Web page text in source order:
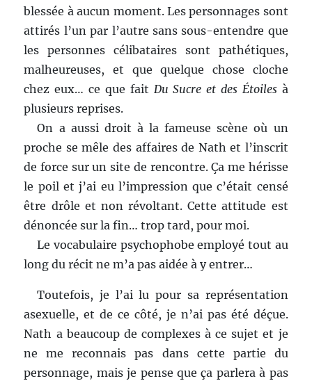
blessée à aucun moment. Les personnages sont
attirés l’un par l’autre sans sous-entendre que
les personnes célibataires sont pathétiques,
malheureuses, et que quelque chose cloche
chez eux… ce que fait Du Sucre et des Étoilesà
plusieurs reprises.
On a aussi droit à la fameuse scène où un
proche se mêle des affaires de Nath et l’inscrit
de force sur un site de rencontre. Ça me hérisse
le poil et j’ai eu l’impression que c’était censé
être drôle et non révoltant. Cette attitude est
dénoncée sur la fin… trop tard, pour moi.
Le vocabulaire psychophobe employé tout au
long du récit ne m’a pas aidée à y entrer…
Toutefois, je l’ai lu pour sa représentation
asexuelle, et de ce côté, je n’ai pas été déçue.
Nath a beaucoup de complexes à ce sujet et je
ne me reconnais pas dans cette partie du
personnage, mais je pense que ça parlera à pas